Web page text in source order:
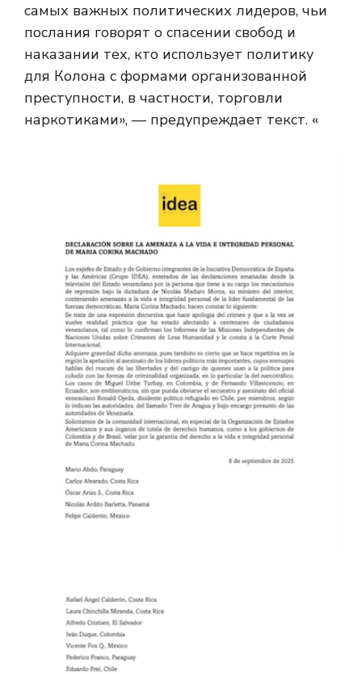
самых важных политических лидеров, чьи
послания говорят о спасении свобод и
наказании тех, кто использует политику
для Колона с формами организованной
преступности, в частности, торговли
наркотиками», — предупреждает текст. «